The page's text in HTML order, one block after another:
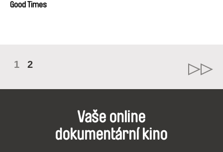
Good Times
1 2
Vaše online
dokumentární kino